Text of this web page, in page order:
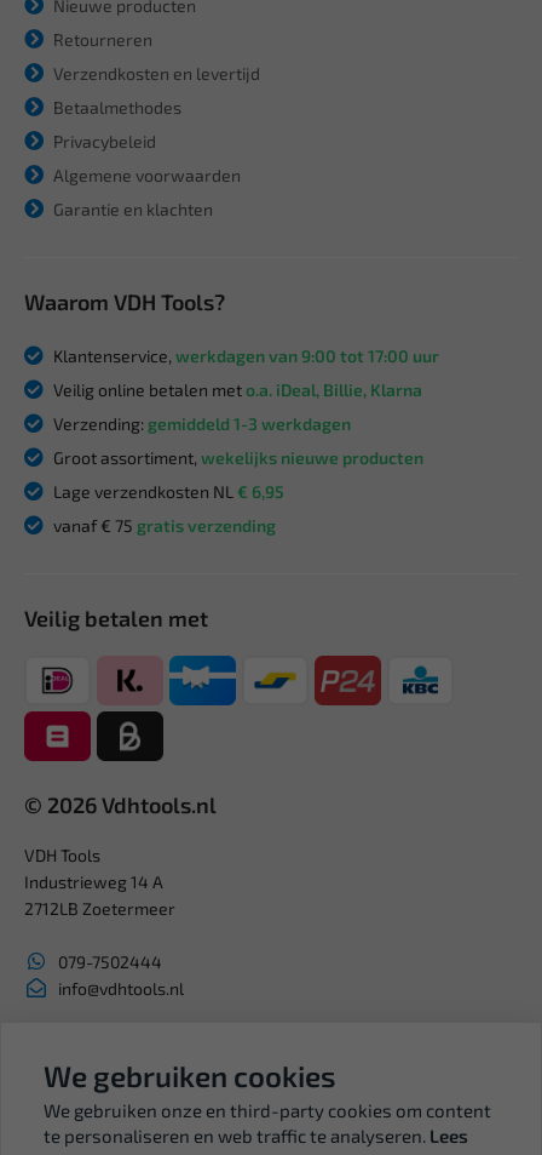
Nieuwe producten
Retourneren
Verzendkosten en levertijd
Betaalmethodes
Privacybeleid
Algemene voorwaarden
Garantie en klachten
Waarom VDH Tools?
Klantenservice, werkdagen van 9:00 tot 17:00 uur
Veilig online betalen meto.a. iDeal, Billie, Klarna
Verzending: gemiddeld 1-3 werkdagen
Groot assortiment, wekelijks nieuwe producten
Lage verzendkosten NL € 6,95
vanaf € 75 gratis verzending
Veilig betalen met
© 2026 Vdhtools.nl
VDH Tools
Industrieweg 14 A
2712LB Zoetermeer
079-7502444
info@vdhtools.nl
BTW: NL819958657B01
We gebruiken cookies
We gebruiken onze en third-party cookies om content
te personaliseren en web traffic te analyseren. Lees